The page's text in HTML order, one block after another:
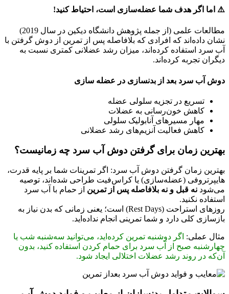
⚠️ اما اگر هدف شما عضله‌سازی است، احتیاط کنید!
مطالعات علمی (از جمله پژوهش دانشگاه دیکین در سال 2019)
نشان داده‌اند که افرادی که بلافاصله پس از تمرین از دوش گرفتن با
آب سرد استفاده کرده‌اند، میزان رشد عضلانی کمتری نسبت به
دیگران تجربه کرده‌اند.
دوش آب سرد بعد از بدنسازی در عضله سازی
تسریع در تجزیه سلولی عضله
کاهش خون‌رسانی به عضلات
مهار مسیرهای آنابولیک سلولی
کاهش فعالیت آنزیم‌های رشد عضلانی
بهترین زمان برای گرفتن دوش آب سرد چه زمانیست؟
بهترین زمان گرفتن دوش آب سرد: اگر تمرینات شما بر پایه قدرت،
هایپرتروفی (عضله‌سازی) یا کراس‌فیت طراحی شده‌اند، توصیه
می‌شود نه قبل و نه بلافاصله پس از تمرین از حمام با آب سرد
استفاده نکنید.
روزهای استراحت (Rest Days) است؛ یعنی زمانی که بدن نیاز به
بازسازی کلی دارد و شما تمرینی انجام نداده‌اید.
مثال عملی: اگر دوشنبه تمرین کرده‌اید، می‌توانید سه‌شنبه شب یا
چهارشنبه صبح از آب سرد برای حمام کردن استفاده کنید، بدون
آن‌که در روند رشد عضلات اختلالی ایجاد شود.